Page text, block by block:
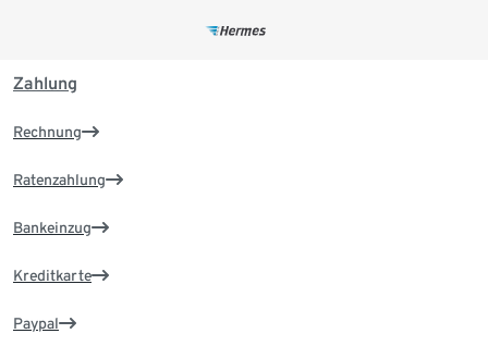
Zahlung
Rechnung
Ratenzahlung
Bankeinzug
Kreditkarte
Paypal